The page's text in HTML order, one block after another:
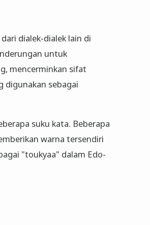
dialek-dialek lain di
untuk
mencerminkan sifat
digunakan sebagai
suku kata. Beberapa
warna tersendiri
"toukyaa" dalam Edo-